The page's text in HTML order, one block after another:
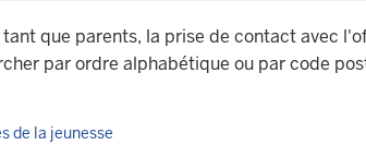
que parents, la prise de contact avec
par ordre alphabétique ou par code
de la jeunesse